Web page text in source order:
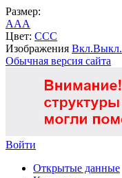
Размер:
AAA
Цвет: CCC
Изображения Вкл.Выкл.
Обычная версия сайта
Войти
Открытые данные